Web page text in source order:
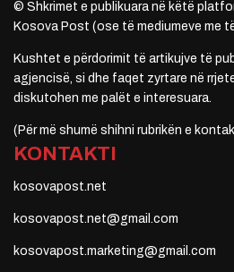
© Shkrimet e publikuara në këtë
Kosova Post (ose të mediumeve me
Kushtet e përdorimit të artikujve të
agjencisë, si dhe faqet zyrtare në
diskutohen me palët e interesuara.
(Për më shumë shihni rubrikën e
KONTAKTI
kosovapost.net
kosovapost.net@gmail.com
kosovapost.marketing@gmail.com